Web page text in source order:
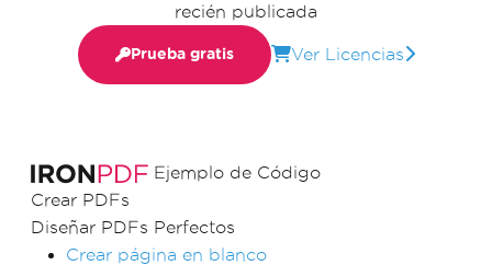
Ejemplo de Código
Crear PDFs
Diseñar PDFs Perfectos
Crear página en blanco
recién publicada
Prueba gratis Ver Licencias